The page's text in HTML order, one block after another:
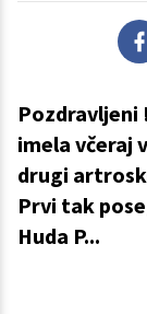
Pozdravljeni
imela včeraj
drugi
Prvi tak
Huda P...